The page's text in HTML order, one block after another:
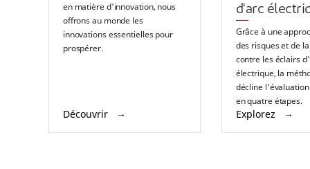
en matière d'innovation, nous
offrons au monde les
innovations essentielles pour
prospérer.
Découvrir
d'arc
Grâce à une
des risques et de
contre les éclairs
électrique, la
décline
en quatre étapes.
Explorez